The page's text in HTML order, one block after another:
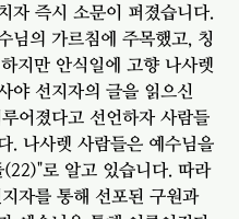
자 즉시 소문이 퍼졌습니다.
님의 가르침에 주목했고, 칭
지만 안식일에 고향 나사렛
야 선지자의 글을 읽으신
어졌다고 선언하자 사람들
. 나사렛 사람들은 예수님을
(22)"로 알고 있습니다. 따라
자를 통해 선포된 구원과